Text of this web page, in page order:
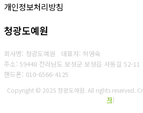
개인정보처리방침
청광도예원
회사명: 청광도예원 대표자: 허영숙
주소: 59448 전라남도 보성군 보성읍 사동길 52-11
핸드폰: 010-6566-4125
Copyright © 2025 청광도예원. All rights reserved.
자]